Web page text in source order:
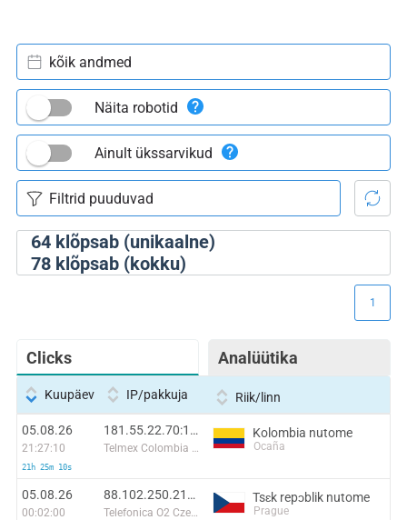
64klõpsab (unikaalne)
78klõpsab (kokku)
kõik andmed
Näita robotid
Ainult ükssarvikud
Clicks Analüütika
1
Kuupäev IP/pakkuja Riik/linn
05.08.26
21:27:10
21h 25m 10s
181.55.22.70:1401
Telmex Colombia S.A.
Kolombia nutome
Ocaña
05.08.26
00:02:00
88.102.250.219:41308
Telefonica O2 Czech Republic, a.s.
Tsɛk repɔblik nutome
Prague